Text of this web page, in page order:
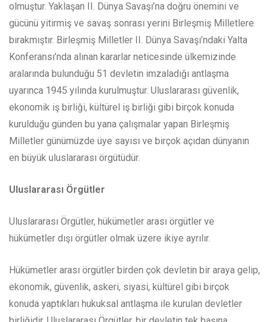
olmuştur. Yaklaşan II. Dünya Savaşı’na doğru önemini ve
gücünü yitirmiş ve savaş sonrası yerini Birleşmiş Milletlere
bırakmıştır. Birleşmiş Milletler II. Dünya Savaşı’ndaki Yalta
Konferansı’nda alınan kararlar neticesinde ülkemizinde
aralarında bulunduğu 51 devletin imzaladığı antlaşma
uyarınca 1945 yılında kurulmuştur. Uluslararası güvenlik,
ekonomik iş birliği, kültürel iş birliği gibi birçok konuda
kurulduğu günden bu yana çalışmalar yapan Birleşmiş
Milletler günümüzde üye sayısı ve birçok açıdan dünyanın
en büyük uluslararası örgütüdür.
Uluslararası Örgütler
Uluslararası Örgütler, hükümetler arası örgütler ve
hükümetler dışı örgütler olmak üzere ikiye ayrılır.
Hükümetler arası örgütler birden çok devletin bir araya gelip,
ekonomik, güvenlik, askeri, siyasi, kültürel gibi birçok
konuda yaptıkları hukuksal antlaşma ile kurulan devletler